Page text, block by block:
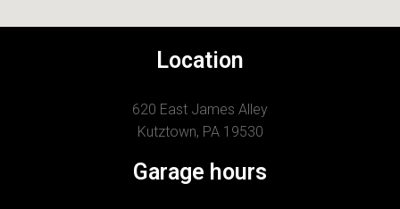
Location
620 East James Alley
Kutztown, PA 19530
Garage hours